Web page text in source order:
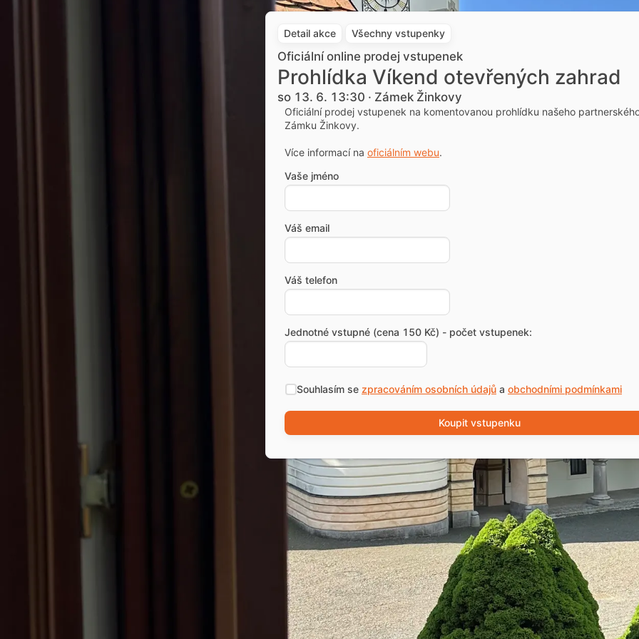
Detail akce Všechny vstupenky
Oficiální online prodej vstupenek
Prohlídka Víkend otevřených zahrad
so 13. 6. 13:30 · Zámek Žinkovy
Oficiální prodej vstupenek na komentovanou prohlídku našeho
Zámku Žinkovy.
Více informací na oficiálním webu.
Vaše jméno
Váš email
Váš telefon
Jednotné vstupné (cena 150 Kč) - počet vstupenek:
Souhlasím se zpracováním osobních údajů a obchodními podmínkami
Koupit vstupenku